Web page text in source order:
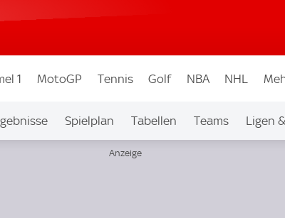
1 MotoGP Tennis Golf NBA NHL
Spielplan Tabellen Teams Ligen